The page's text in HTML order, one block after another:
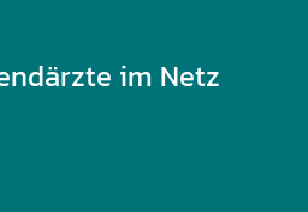
im Netz